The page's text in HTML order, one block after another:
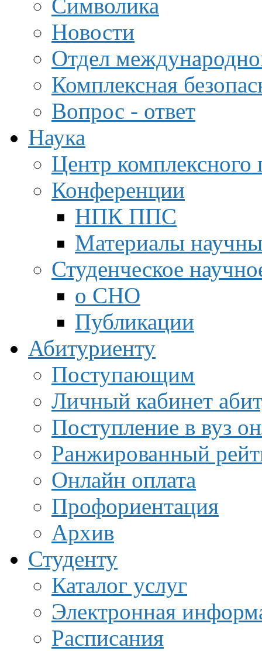
Символика
Новости
Отдел
Комплексная
Вопрос - ответ
Наука
Центр
Конференции
НПК ППС
Материалы
Студенческое
о СНО
Публикации
Абитуриенту
Поступающим
Личный кабинет
Поступление в вуз
Ранжированный
Онлайн оплата
Профориентация
Архив
Студенту
Каталог услуг
Электронная
Расписания